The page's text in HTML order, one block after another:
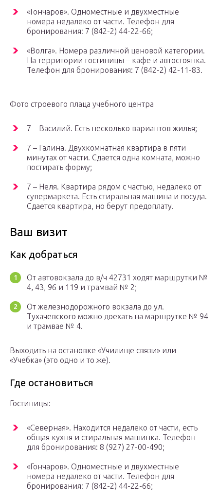
«Гончаров». Одноместные и двухместные
номера недалеко от части. Телефон для
бронирования: 7 (842-2) 44-22-66;
«Волга». Номера различной ценовой категории.
На территории гостиницы – кафе и автостоянка.
Телефон для бронирования: 7 (842-2) 42-11-83.
Фото строевого плаца учебного центра
7 – Василий. Есть несколько вариантов жилья;
7 – Галина. Двухкомнатная квартира в пяти
минутах от части. Сдается одна комната, можно
постирать форму;
7 – Неля. Квартира рядом с частью, недалеко от
супермаркета. Есть стиральная машина и посуда.
Сдается квартира, но берут предоплату.
Ваш визит
Как добраться
От автовокзала до в/ч 42731 ходят маршрутки №
4, 43, 96 и 119 и трамвай № 2;
От железнодорожного вокзала до ул.
Тухачевского можно доехать на маршрутке № 94
и трамвае № 4.
Выходить на остановке «Училище связи» или
«Учебка» (это одно и то же).
Где остановиться
Гостиницы:
«Северная». Находится недалеко от части, есть
общая кухня и стиральная машинка. Телефон
для бронирования: 8 (927) 27-00-490;
«Гончаров». Одноместные и двухместные
номера недалеко от части. Телефон для
бронирования: 7 (842-2) 44-22-66;